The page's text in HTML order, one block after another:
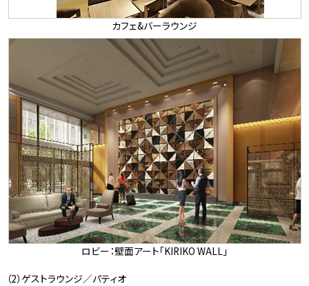
カフェ&バーラウンジ
ロビー：壁面アート「KIRIKO WALL」
（2）ゲストラウンジ／パティオ